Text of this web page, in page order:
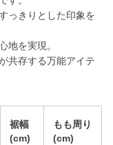
っきりとした印象を
地を実現。
共存する万能アイテ
裾幅
(cm)
もも周り
(cm)